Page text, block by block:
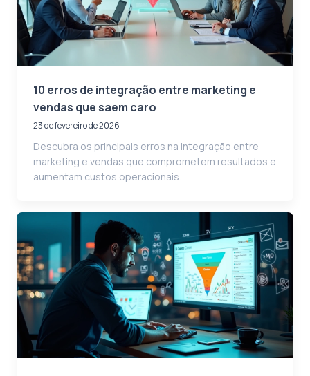
10 erros de integração entre marketing e
vendas que saem caro
23 de fevereiro de 2026
Descubra os principais erros na integração entre
marketing e vendas que comprometem resultados e
aumentam custos operacionais.